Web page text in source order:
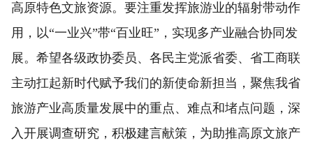
高原特色文旅资源。要注重发挥旅游业的辐射带动作
用，以“一业兴”带“百业旺”，实现多产业融合协同发
展。希望各级政协委员、各民主党派省委、省工商联
主动扛起新时代赋予我们的新使命新担当，聚焦我省
旅游产业高质量发展中的重点、难点和堵点问题，深
入开展调查研究，积极建言献策，为助推高原文旅产